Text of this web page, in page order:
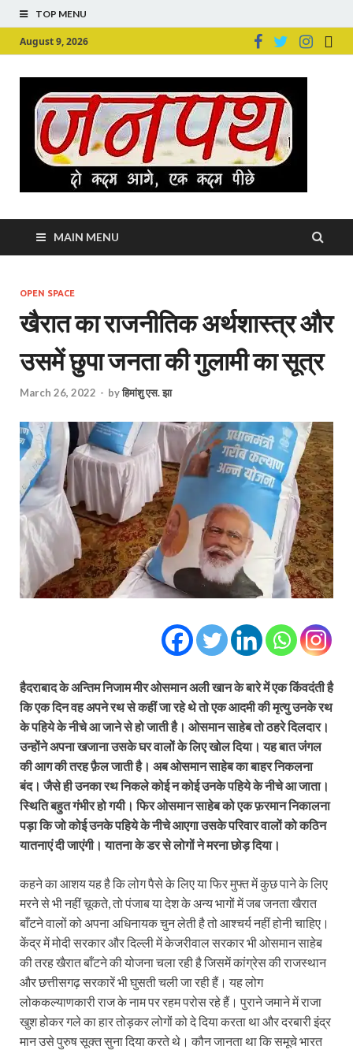
TOP MENU
August 9, 2026
MAIN MENU
OPEN SPACE
खैरात का राजनीतिक अर्थशास्त्र और
उसमें छुपा जनता की गुलामी का सूत्र
March 26, 2022 - byहिमांशु एस. झा
हैदराबाद के अन्तिम निजाम मीर ओसमान अली खान के बारे में एक किंवदंती है
कि एक दिन वह अपने रथ से कहीं जा रहे थे तो एक आदमी की मृत्यु उनके रथ
के पहिये के नीचे आ जाने से हो जाती है। ओसमान साहेब तो ठहरे दिलदार।
उन्होंने अपना खजाना उसके घर वालों के लिए खोल दिया। यह बात जंगल
की आग की तरह फ़ैल जाती है। अब ओसमान साहेब का बाहर निकलना
बंद। जैसे ही उनका रथ निकले कोई न कोई उनके पहिये के नीचे आ जाता।
स्थिति बहुत गंभीर हो गयी। फिर ओसमान साहेब को एक फ़रमान निकालना
पड़ा कि जो कोई उनके पहिये के नीचे आएगा उसके परिवार वालों को कठिन
यातनाएं दी जाएंगी। यातना के डर से लोगों ने मरना छोड़ दिया।
कहने का आशय यह है कि लोग पैसे के लिए या फिर मुफ्त में कुछ पाने के लिए
मरने से भी नहीं चूकते, तो पंजाब या देश के अन्य भागों में जब जनता खैरात
बाँटने वालों को अपना अधिनायक चुन लेती है तो आश्चर्य नहीं होनी चाहिए।
केंद्र में मोदी सरकार और दिल्ली में केजरीवाल सरकार भी ओसमान साहेब
की तरह खैरात बाँटने की योजना चला रही है जिसमें कांग्रेस की राजस्थान
और छत्तीसगढ़ सरकारें भी घुसती चली जा रही हैं। यह लोग
लोककल्याणकारी राज के नाम पर रहम परोस रहे हैं। पुराने जमाने में राजा
खुश होकर गले का हार तोड़कर लोगों को दे दिया करता था और दरबारी इंद्र
मान उसे पुरुष सूक्त सुना दिया करते थे। कौन जानता था कि समूचे भारत